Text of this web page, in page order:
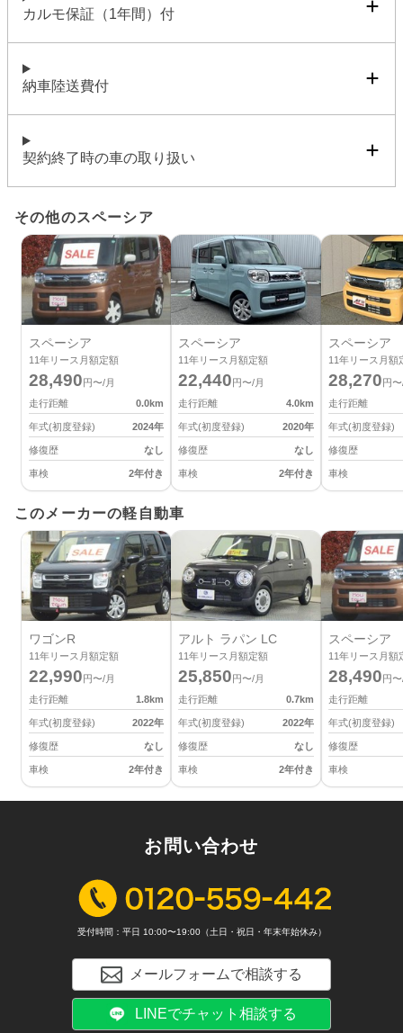
カルモ保証（1年間）付
納車陸送費付
契約終了時の車の取り扱い
その他のスペーシア
スペーシア
11年リース月額定額
28,490円〜/月
走行距離
0.0km
年式(初度登録) 2024年
修復歴 なし
車検 2年付き
スペーシア
11年リース月額定額
22,440円〜/月
走行距離
4.0km
年式(初度登録) 2020年
修復歴 なし
車検 2年付き
スペーシア
11年リース月額
28,270円
走行距離
年式(初度登録)
修復歴
車検
このメーカーの軽自動車
ワゴンR
11年リース月額定額
22,990円〜/月
走行距離
1.8km
年式(初度登録) 2022年
修復歴 なし
車検 2年付き
アルト ラパン LC
11年リース月額定額
25,850円〜/月
走行距離
0.7km
年式(初度登録) 2022年
修復歴 なし
車検 2年付き
スペーシア
11年リース月額
28,490円
走行距離
年式(初度登録)
修復歴
車検
お問い合わせ
受付時間：平日 10:00〜19:00（土日・祝日・年末年始休み）
メールフォームで相談する
LINEでチャット相談する